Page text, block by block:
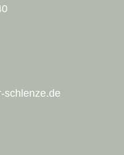
schlenze.de